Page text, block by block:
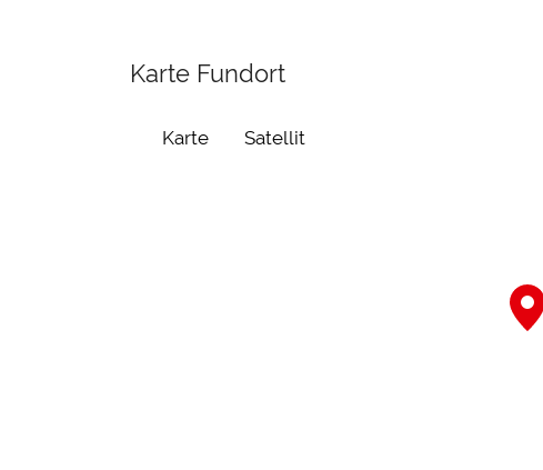
Karte Fundort
Karte Satellit